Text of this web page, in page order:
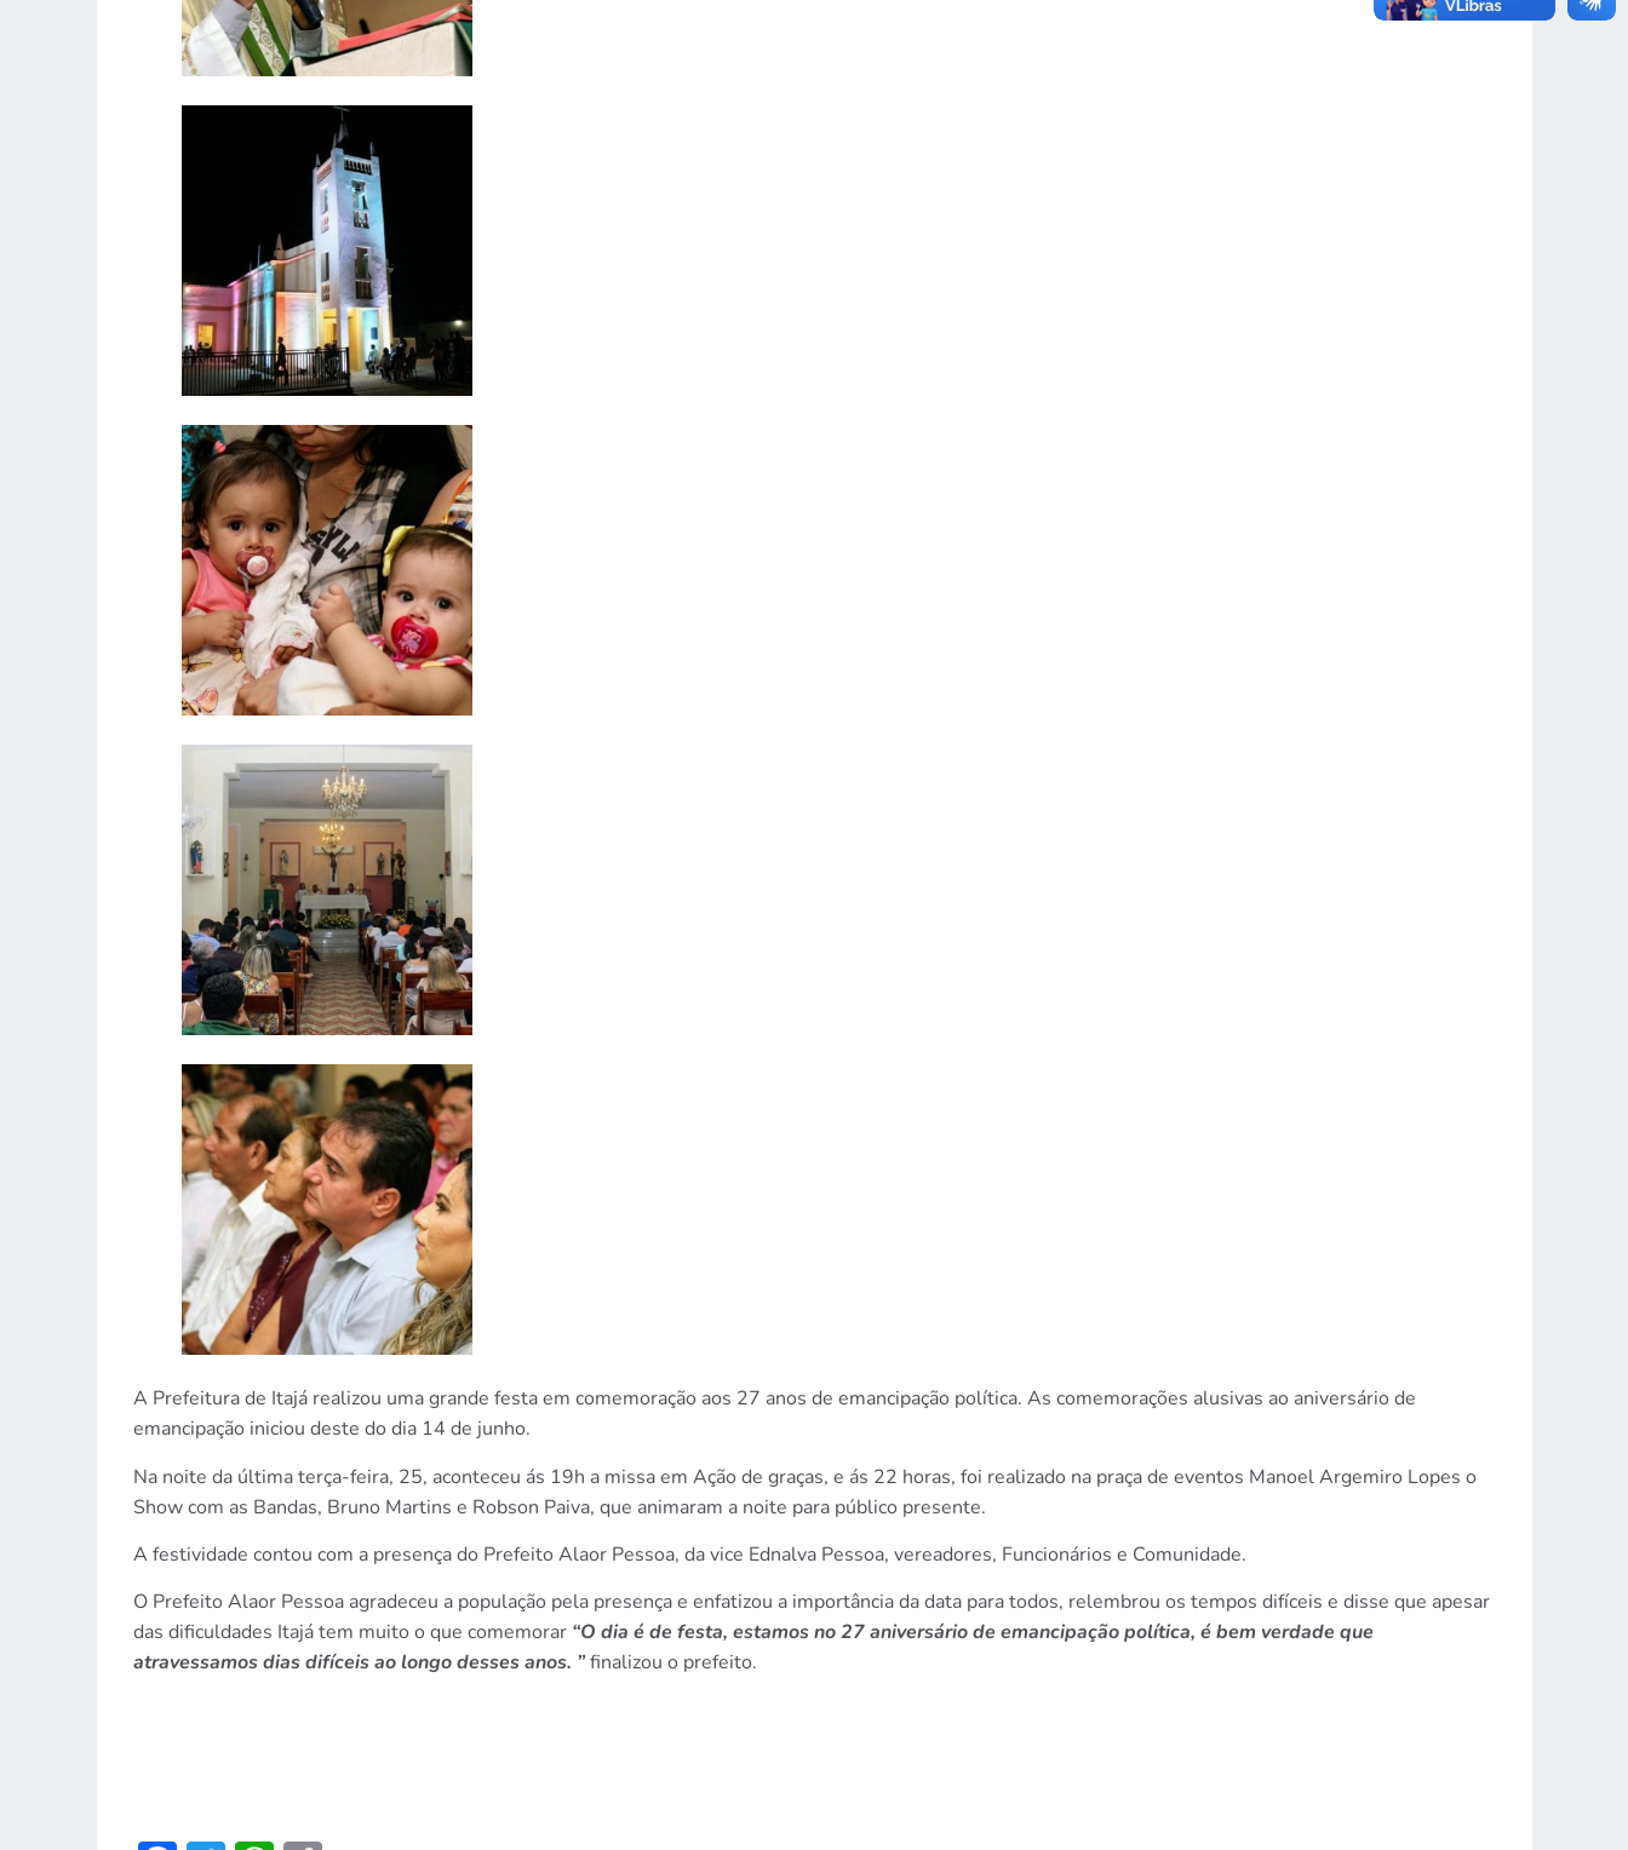
A Prefeitura de Itajá realizou uma grande festa em comemoração aos 27 anos de emancipação política. As comemorações alusivas ao aniversário de
emancipação iniciou deste do dia 14 de junho.
Na noite da última terça-feira, 25, aconteceu ás 19h a missa em Ação de graças, e ás 22 horas, foi realizado na praça de eventos Manoel Argemiro Lopes o
Show com as Bandas, Bruno Martins e Robson Paiva, que animaram a noite para público presente.
A festividade contou com a presença do Prefeito Alaor Pessoa, da vice Ednalva Pessoa, vereadores, Funcionários e Comunidade.
O Prefeito Alaor Pessoa agradeceu a população pela presença e enfatizou a importância da data para todos, relembrou os tempos difíceis e disse que apesar
das dificuldades Itajá tem muito o que comemorar “O dia é de festa, estamos no 27 aniversário de emancipação política, é bem verdade que
atravessamos dias difíceis ao longo desses anos. ”finalizou o prefeito.